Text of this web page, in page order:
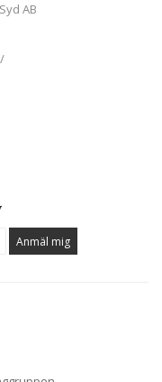
AB
Anmäl mig